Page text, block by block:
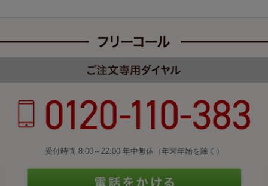
受付時間 8:00～22:00 年中無休（年末年始を除く）